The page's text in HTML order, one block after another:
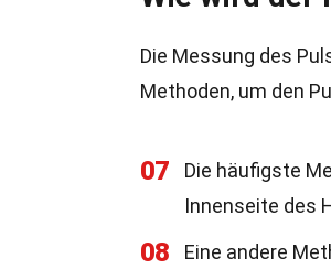
Die Messung des
Methoden, um den
07
Die häufigste
Innenseite des
08
Eine andere